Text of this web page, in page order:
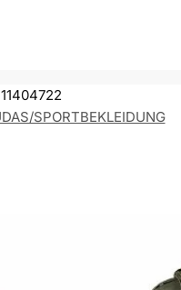
11404722
SPORTBEKLEIDUNG